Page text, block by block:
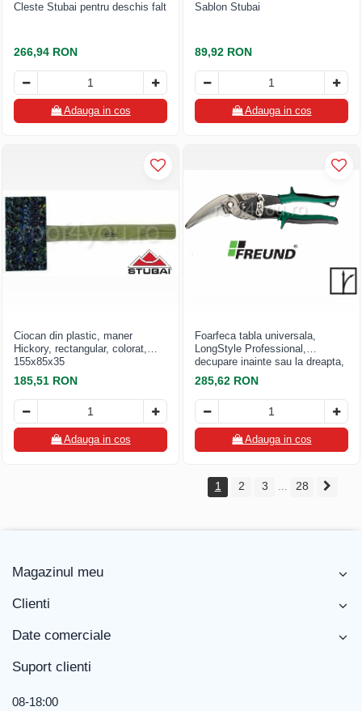
Cleste Stubai pentru deschis falt
266,94 RON
Adauga in cos
Sablon Stubai
89,92 RON
Adauga in cos
Ciocan din plastic, maner
Hickory, rectangular, colorat,
155x85x35
185,51 RON
Adauga in cos
Foarfeca tabla universala,
LongStyle Professional,
decupare inainte sau la dreapta,
maner PVC verde, max. 1,2mm
titan zinc si 0,8mm otel
prevopsit, Freund
285,62 RON
Adauga in cos
1 2 3 ... 28
Magazinul meu
Clienti
Date comerciale
Suport clienti
08-18:00